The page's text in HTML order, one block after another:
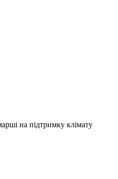
на підтримку клімату